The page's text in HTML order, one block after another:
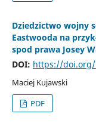
Dziedzictwo wojny
Eastwooda na
spod prawa Josey
DOI: https://doi.org/
Maciej Kujawski
PDF